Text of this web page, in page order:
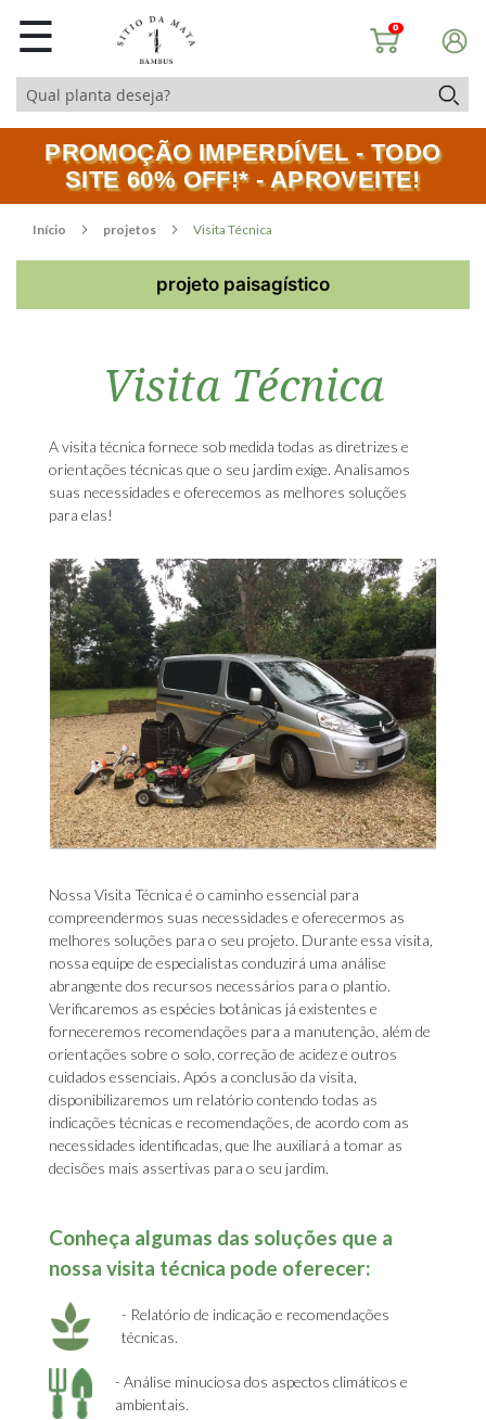
☰ 0
PROMOÇÃO IMPERDÍVEL - TODO
SITE 60% OFF!* - APROVEITE!
Início projetos Visita Técnica
projeto paisagístico
Visita Técnica
A visita técnica fornece sob medida todas as diretrizes e
orientações técnicas que o seu jardim exige. Analisamos
suas necessidades e oferecemos as melhores soluções
para elas!
Nossa Visita Técnica é o caminho essencial para
compreendermos suas necessidades e oferecermos as
melhores soluções para o seu projeto. Durante essa visita,
nossa equipe de especialistas conduzirá uma análise
abrangente dos recursos necessários para o plantio.
Verificaremos as espécies botânicas já existentes e
forneceremos recomendações para a manutenção, além de
orientações sobre o solo, correção de acidez e outros
cuidados essenciais. Após a conclusão da visita,
disponibilizaremos um relatório contendo todas as
indicações técnicas e recomendações, de acordo com as
necessidades identificadas, que lhe auxiliará a tomar as
decisões mais assertivas para o seu jardim.
Conheça algumas das soluções que a
nossa visita técnica pode oferecer:
- Relatório de indicação e recomendações
técnicas.
- Análise minuciosa dos aspectos climáticos e
ambientais.